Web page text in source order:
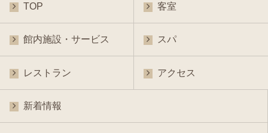
TOP 客室
館内施設・サービス スパ
レストラン アクセス
新着情報